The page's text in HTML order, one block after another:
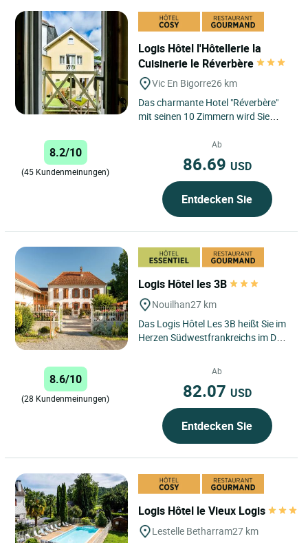
Logis Hôtel l'Hôtellerie la
Cuisinerie le Réverbère
Vic En Bigorre26 km
Das charmante Hotel "Réverbère"
mit seinen 10 Zimmern wird Sie
Ruhe und seine besondere...
8.2/10
(45 Kundenmeinungen)
Ab
86.69 USD
Entdecken Sie
Logis Hôtel les 3B
Nouilhan27 km
Das Logis Hôtel Les 3B heißt Sie im
Herzen Südwestfrankreichs im Dorf
von Tarbes, Maubourguet...
8.6/10
(28 Kundenmeinungen)
Ab
82.07 USD
Entdecken Sie
Logis Hôtel le Vieux Logis
Lestelle Betharram27 km